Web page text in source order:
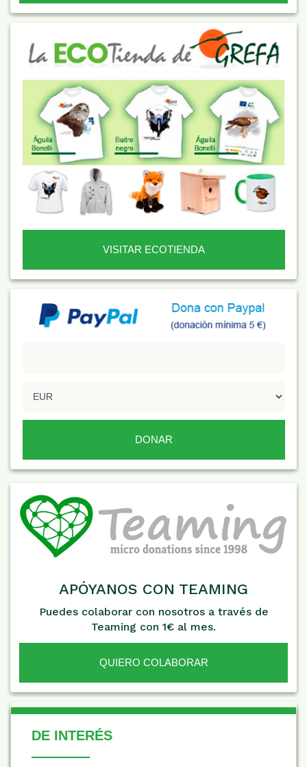
VISITAR ECOTIENDA
APÓYANOS CON TEAMING
Puedes colaborar con nosotros a través de
Teaming con 1€ al mes.
QUIERO COLABORAR
De Interés
DE INTERÉS